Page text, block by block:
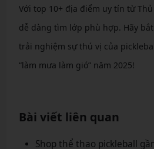
Với top 10+ địa điểm uy tín từ
dễ dàng tìm lớp phù hợp. Hãy
trải nghiệm sự thú vị của
“làm mưa làm gió” năm 2025!
Bài viết liên quan
Shop thể thao pickleball